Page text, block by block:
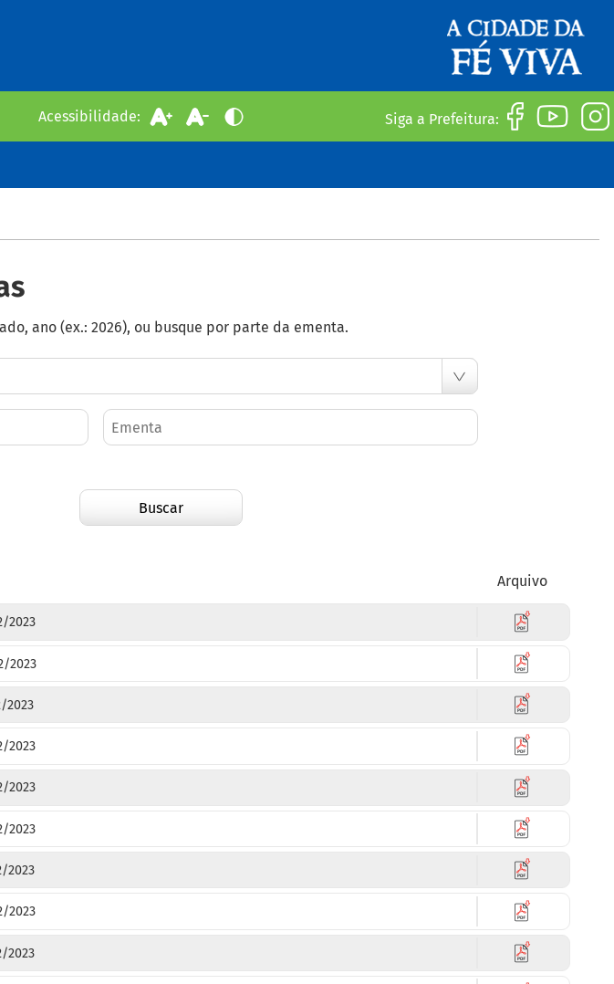
Siga a Prefeitura:
Acessibilidade:
ano (ex.: 2026), ou busque por parte da ementa.
Buscar
Arquivo
2023
2023
2023
2023
2023
2023
2023
2023
2023